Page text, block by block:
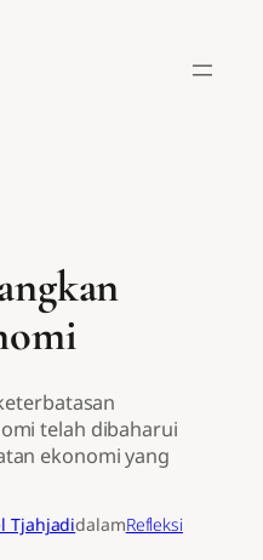
telah dibaharui
ekonomi yang
TjahjadidalamRefleksi